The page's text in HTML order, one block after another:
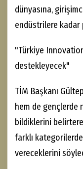
dünyasına,
endüstrilere kadar
"Türkiye
destekleyecek"
TİM Başkanı
hem de gençlerde
bildiklerini
farklı
vereceklerini